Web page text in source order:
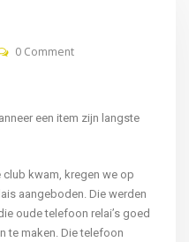
0 Comment
een item zijn langste
club kwam, kregen we op
aangeboden. Die werden
oude telefoon relai’s goed
te maken. Die telefoon